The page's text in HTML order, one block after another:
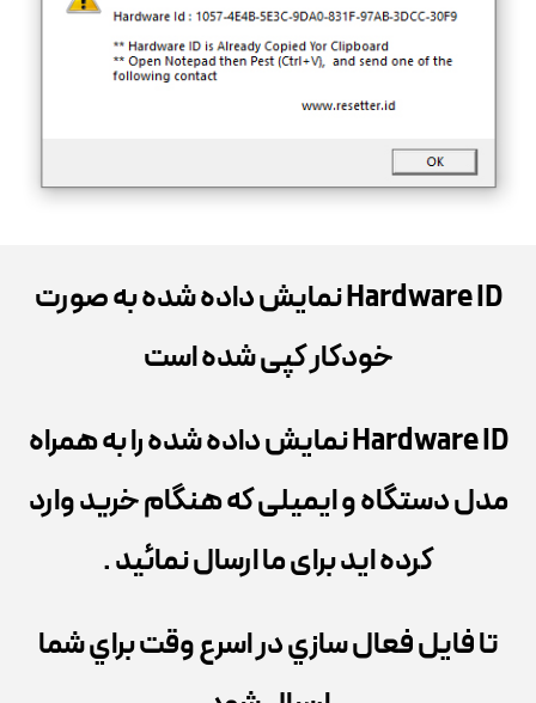
Hardware ID نمایش داده شده به صورت
خودکار کپی شده است
Hardware ID نمایش داده شده را به همراه
مدل دستگاه و ایمیلی که هنگام خرید وارد
کرده اید برای ما ارسال نمائید .
تا فایل فعال سازي در اسرع وقت براي شما